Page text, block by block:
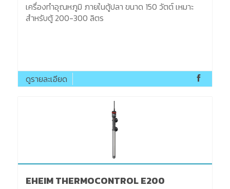
เครื่องทำอุณหภูมิ ภายในตู้ปลา ขนาด 150 วัตต์ เหมาะ
สำหรับตู้ 200-300 ลิตร
ดูรายละเอียด
EHEIM THERMOCONTROL E200